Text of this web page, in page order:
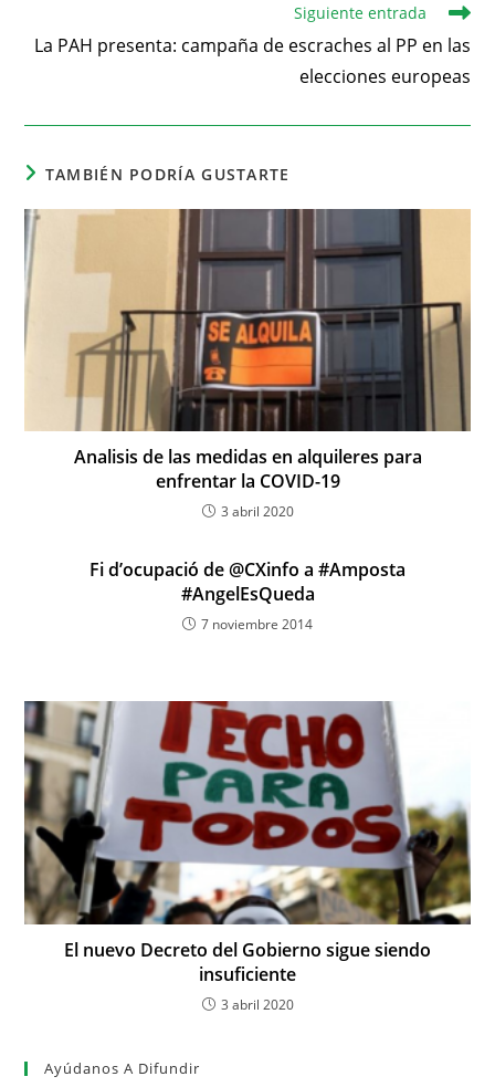
Siguiente entrada
La PAH presenta: campaña de escraches al PP en las
elecciones europeas
TAMBIÉN PODRÍA GUSTARTE
Analisis de las medidas en alquileres para
enfrentar la COVID-19
3 abril 2020
Fi d’ocupació de @CXinfo a #Amposta
#AngelEsQueda
7 noviembre 2014
El nuevo Decreto del Gobierno sigue siendo
insuficiente
3 abril 2020
Ayúdanos A Difundir